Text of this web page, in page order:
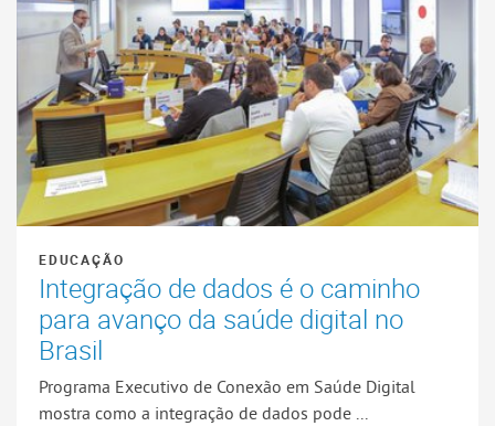
EDUCAÇÃO
Integração de dados é o caminho
para avanço da saúde digital no
Brasil
Programa Executivo de Conexão em Saúde Digital
mostra como a integração de dados pode ...